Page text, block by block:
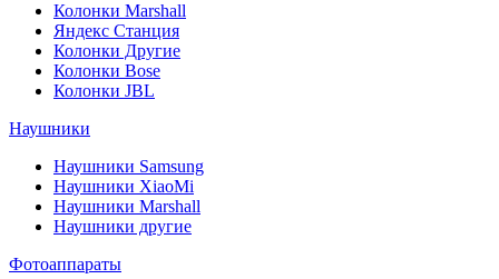
Колонки Marshall
Яндекс Станция
Колонки Другие
Колонки Bose
Колонки JBL
Наушники
Наушники Samsung
Наушники XiaoMi
Наушники Marshall
Наушники другие
Фотоаппараты